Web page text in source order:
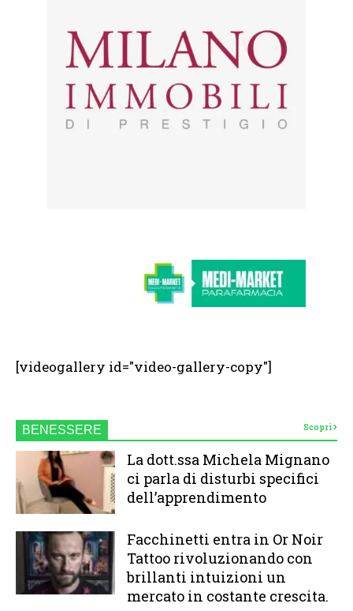
[videogallery id="video-gallery-copy"]
BENESSERE Scopri
La dott.ssa Michela Mignano
ci parla di disturbi specifici
dell’apprendimento
Facchinetti entra in Or Noir
Tattoo rivoluzionando con
brillanti intuizioni un
mercato in costante crescita.